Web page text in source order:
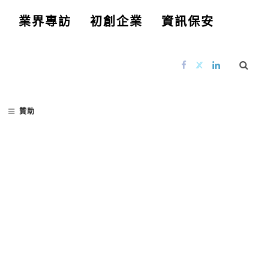
業界專訪 初創企業 資訊保安
贊助